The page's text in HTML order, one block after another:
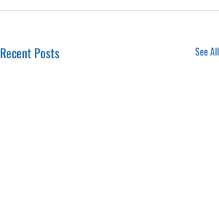
Recent Posts See All